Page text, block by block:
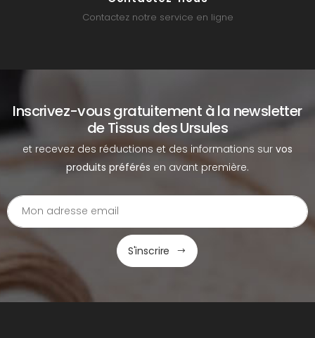
Contactez notre service en ligne
Inscrivez-vous gratuitement à la newsletter
de Tissus des Ursules
et recevez des réductions et des informations sur vos
produits préférés en avant première.
S'inscrire